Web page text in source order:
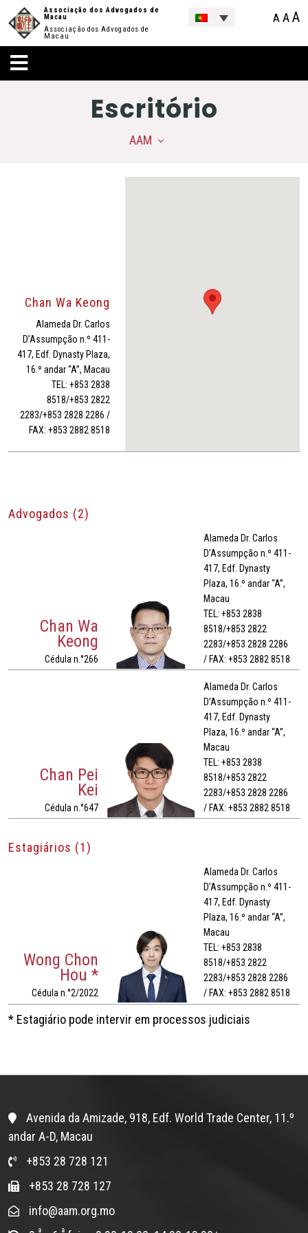
Associação dos Advogados de
Macau
Associação dos Advogados de
Macau
A AA
Escritório
AAM
Chan Wa Keong
Alameda Dr. Carlos
D’Assumpção n.º 411-
417, Edf. Dynasty Plaza,
16.º andar “A”, Macau
TEL: +853 2838
8518/+853 2822
2283/+853 2828 2286 /
FAX: +853 2882 8518
Advogados (2)
Chan Wa
Keong
Cédula n.°266
Alameda Dr. Carlos
D’Assumpção n.º 411-
417, Edf. Dynasty
Plaza, 16.º andar “A”,
Macau
TEL: +853 2838
8518/+853 2822
2283/+853 2828 2286
/ FAX: +853 2882 8518
Chan Pei
Kei
Cédula n.°647
Alameda Dr. Carlos
D’Assumpção n.º 411-
417, Edf. Dynasty
Plaza, 16.º andar “A”,
Macau
TEL: +853 2838
8518/+853 2822
2283/+853 2828 2286
/ FAX: +853 2882 8518
Estagiários (1)
Wong Chon
Hou *
Cédula n.°2/2022
Alameda Dr. Carlos
D’Assumpção n.º 411-
417, Edf. Dynasty
Plaza, 16.º andar “A”,
Macau
TEL: +853 2838
8518/+853 2822
2283/+853 2828 2286
/ FAX: +853 2882 8518
* Estagiário pode intervir em processos judiciais
Avenida da Amizade, 918, Edf. World Trade Center, 11.º
andar A-D, Macau
+853 28 728 121
+853 28 728 127
info@aam.org.mo